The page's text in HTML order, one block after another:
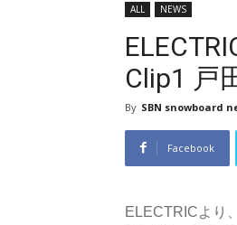
ALL NEWS
Clip1 戸
By SBN snowboard
Facebook
ELECTRICより